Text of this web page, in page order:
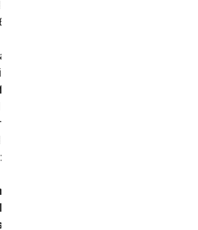
registo da empresa: 159355 e n.º
França, Itália e o resto da Europa,
e África
s.r.o.
1a, Nusle,
4, República Checa
registo da empresa: 02176475 e
CZ02176475
todos os termos e condições
os nossos Serviços. Esses
informações acerca dos